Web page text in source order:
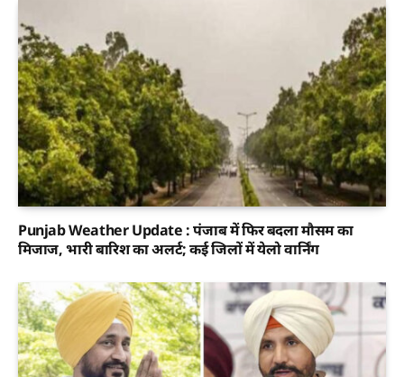
Punjab Weather Update : पंजाब में फिर बदला मौसम का
मिजाज, भारी बारिश का अलर्ट; कई जिलों में येलो वार्निंग